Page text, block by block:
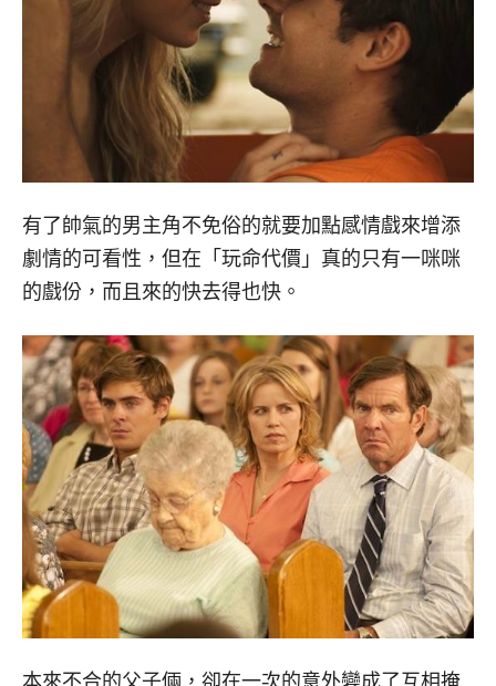
有了帥氣的男主角不免俗的就要加點感情戲來增添
劇情的可看性，但在「玩命代價」真的只有一咪咪
的戲份，而且來的快去得也快。